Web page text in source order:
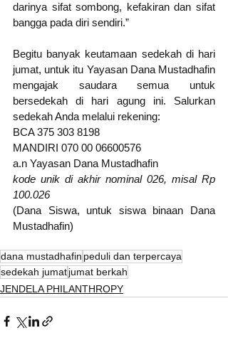
darinya sifat sombong, kefakiran dan sifat
bangga pada diri sendiri.”
Begitu banyak keutamaan sedekah di hari
jumat, untuk itu Yayasan Dana Mustadhafin
mengajak saudara semua untuk
bersedekah di hari agung ini. Salurkan
sedekah Anda melalui rekening:
BCA 375 303 8198
MANDIRI 070 00 06600576
a.n Yayasan Dana Mustadhafin
kode unik di akhir nominal 026, misal Rp
100.026
(Dana Siswa, untuk siswa binaan Dana
Mustadhafin)
dana mustadhafin peduli dan terpercaya
sedekah jumatjumat berkah
JENDELA PHILANTHROPY